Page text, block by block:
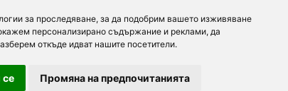
за проследяване, за да подобрим вашето изживяване
персонализирано съдържание и реклами, да
откъде идват нашите посетители.
се Промяна на предпочитанията